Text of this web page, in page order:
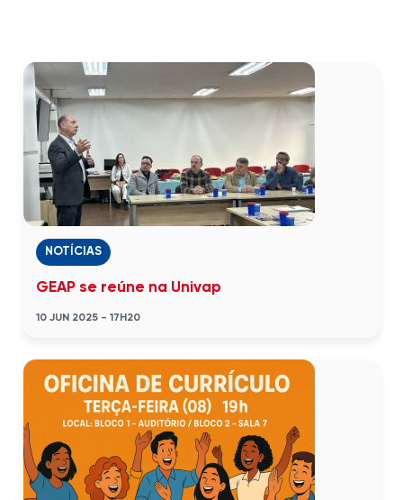
NOTÍCIAS
GEAP se reúne na Univap
10 JUN 2025 - 17H20